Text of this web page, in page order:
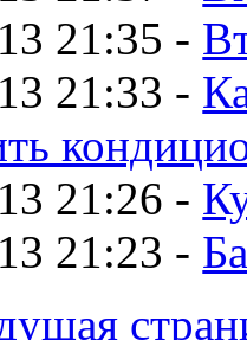
21:35 -
21:33 -
21:26 -
21:23 -